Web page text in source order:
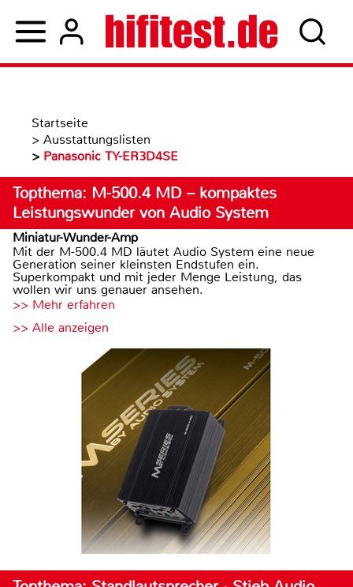
Startseite
> Ausstattungslisten
> Panasonic TY-ER3D4SE
Topthema: M-500.4 MD – kompaktes
Leistungswunder von Audio System
Miniatur-Wunder-Amp
Mit der M-500.4 MD läutet Audio System eine neue
Generation seiner kleinsten Endstufen ein.
Superkompakt und mit jeder Menge Leistung, das
wollen wir uns genauer ansehen.
>> Mehr erfahren
>> Alle anzeigen